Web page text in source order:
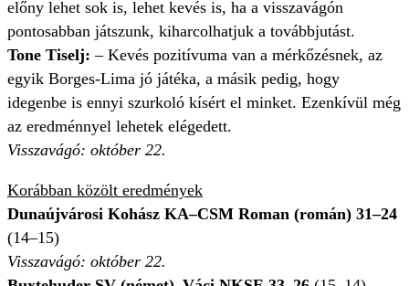
előny lehet sok is, lehet kevés is, ha a visszavágón
pontosabban játszunk, kiharcolhatjuk a továbbjutást.
Tone Tiselj:– Kevés pozitívuma van a mérkőzésnek, az
egyik Borges-Lima jó játéka, a másik pedig, hogy
idegenbe is ennyi szurkoló kísért el minket. Ezenkívül még
az eredménnyel lehetek elégedett.
Visszavágó: október 22.
Korábban közölt eredmények
Dunaújvárosi Kohász KA–CSM Roman (román) 31–24
(14–15)
Visszavágó: október 22.